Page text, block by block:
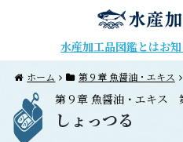
水産加工品図鑑とはお
ホーム 第９章 魚醤油・エキス
第９章 魚醤油・エキス
しょっつる